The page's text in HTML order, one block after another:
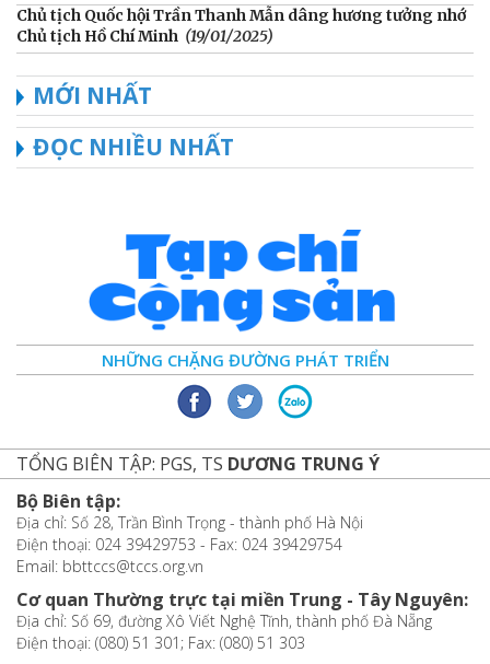
Chủ tịch Quốc hội Trần Thanh Mẫn dâng hương tưởng nhớ
Chủ tịch Hồ Chí Minh (19/01/2025)
MỚI NHẤT
ĐỌC NHIỀU NHẤT
NHỮNG CHẶNG ĐƯỜNG PHÁT TRIỂN
TỔNG BIÊN TẬP: PGS, TS DƯƠNG TRUNG Ý
Bộ Biên tập:
Địa chỉ: Số 28, Trần Bình Trọng - thành phố Hà Nội
Điện thoại: 024 39429753 - Fax: 024 39429754
Email: bbttccs@tccs.org.vn
Cơ quan Thường trực tại miền Trung - Tây Nguyên:
Địa chỉ: Số 69, đường Xô Viết Nghệ Tĩnh, thành phố Đà Nẵng
Điện thoại: (080) 51 301; Fax: (080) 51 303